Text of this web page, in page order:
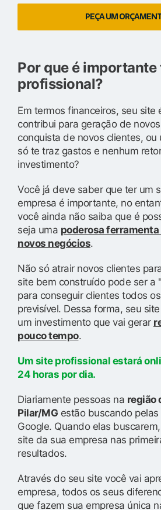
PEÇA UM
Por que é importante
profissional?
Em termos financeiros, seu site
contribui para geração de
conquista de novos clientes, ou
só te traz gastos e nenhum
investimento?
Você já deve saber que ter um
empresa é importante, no
você ainda não saiba que é
seja uma poderosa ferramenta
novos negócios.
Não só atrair novos clientes
site bem construído pode ser a
para conseguir clientes todos
previsível. Dessa forma, seu
um investimento que vai gerar
pouco tempo.
Um site profissional estará
24 horas por dia.
Diariamente pessoas na região
Pilar/MG estão buscando
Google. Quando elas
site da sua empresa nas
resultados.
Através do seu site você vai
empresa, todos os seus
que fazem sua empresa única